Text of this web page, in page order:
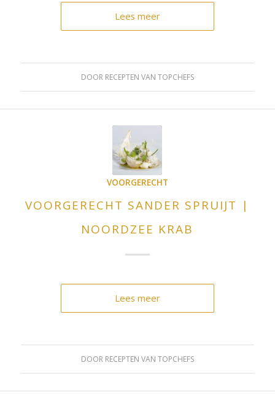
Lees meer
DOOR RECEPTEN VAN TOPCHEFS
VOORGERECHT
VOORGERECHT SANDER SPRUIJT |
NOORDZEE KRAB
Lees meer
DOOR RECEPTEN VAN TOPCHEFS